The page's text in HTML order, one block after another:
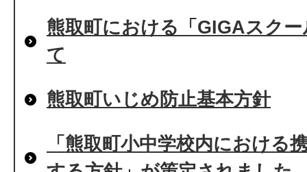
熊取町における「GIGAスク
て
熊取町いじめ防止基本方針
「熊取町小中学校内における